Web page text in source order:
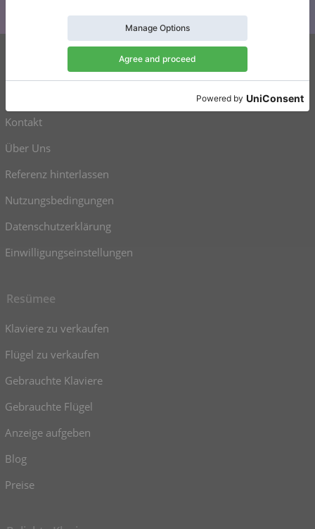
Kontakt
Über Uns
Referenz hinterlassen
Nutzungsbedingungen
Datenschutzerklärung
Einwilligungseinstellungen
Resümee
Klaviere zu verkaufen
Flügel zu verkaufen
Gebrauchte Klaviere
Gebrauchte Flügel
Anzeige aufgeben
Blog
Preise